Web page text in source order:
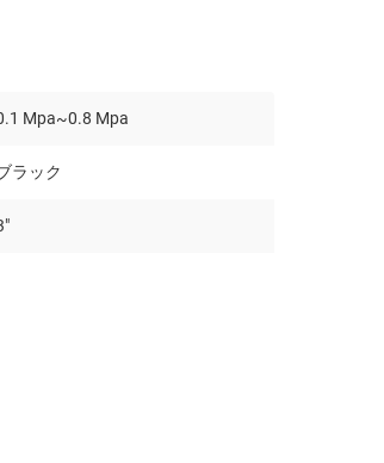
Mpa~0.8 Mpa
ラック